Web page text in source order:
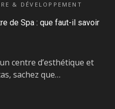
& DÉVELOPPEMENT
de Spa : que faut-il savoir
centre d’esthétique et
sachez que…